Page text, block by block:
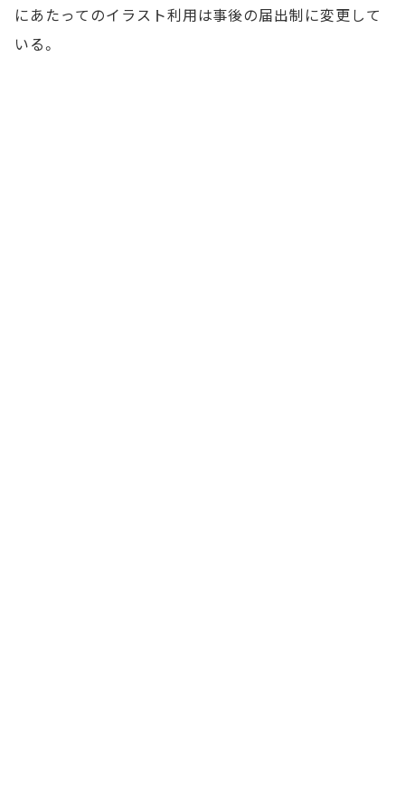
にあたってのイラスト利用は事後の届出制に変更して
いる。